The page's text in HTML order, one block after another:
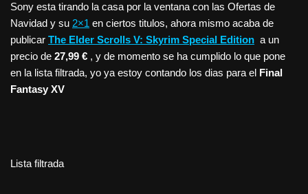
Sony esta tirando la casa por la ventana con las Ofertas de
Navidad y su 2×1 en ciertos titulos, ahora mismo acaba de
publicar The Elder Scrolls V: Skyrim Special Edition a un
precio de 27,99 € , y de momento se ha cumplido lo que pone
en la lista filtrada, yo ya estoy contando los dias para el Final
Fantasy XV
Lista filtrada